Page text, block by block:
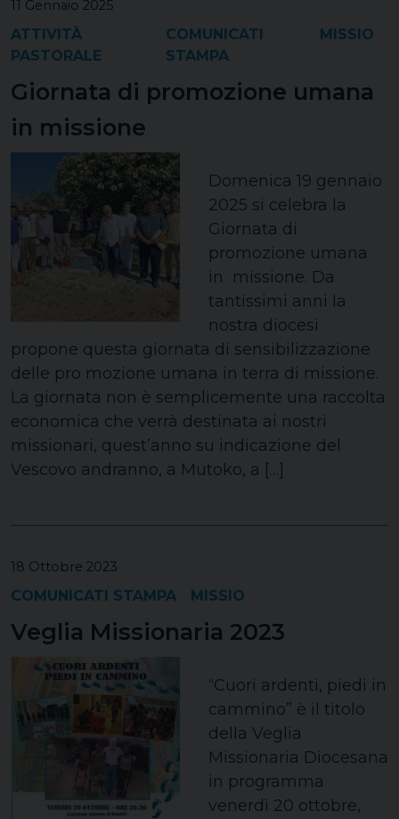
11 Gennaio 2025
ATTIVITÀ
PASTORALE
COMUNICATI
STAMPA
MISSIO
Giornata di promozione umana
in missione
Domenica 19 gennaio
2025 si celebra la
Giornata di
promozione umana
in missione. Da
tantissimi anni la
nostra diocesi
propone questa giornata di sensibilizzazione
delle pro mozione umana in terra di missione.
La giornata non è semplicemente una raccolta
economica che verrà destinata ai nostri
missionari, quest’anno su indicazione del
Vescovo andranno, a Mutoko, a […]
18 Ottobre 2023
COMUNICATI STAMPA MISSIO
Veglia Missionaria 2023
“Cuori ardenti, piedi in
cammino” è il titolo
della Veglia
Missionaria Diocesana
in programma
venerdì 20 ottobre,